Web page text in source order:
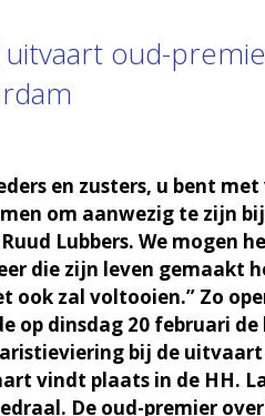
oud-
en zusters, u bent
om aanwezig te zijn
Lubbers. We mogen
die zijn leven gemaakt
ook zal voltooien.” Zo
op dinsdag 20 februari
bij de uitvaart
vindt plaats in de HH.
De oud-premier